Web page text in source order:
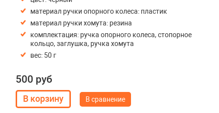
материал ручки опорного колеса: пластик
материал ручки хомута: резина
комплектация: ручка опорного колеса, стопорное
кольцо, заглушка, ручка хомута
вес: 50 г
500 руб
В сравнение